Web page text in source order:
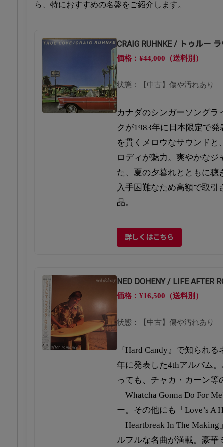
ら、特におすすめの名盤をご紹介します。
CRAIG RUHNKE / トゥルー ラ
価格：¥44,000（送料別）
状態：【中古】傷や汚れあり
カナダのシンガーソングラ
クが1983年に日本限定で
を貫くメロウなサウンドと
ロディが魅力。爽やかなジ
た、夏の夕暮れとともに聴
入手困難なため高額で取引
品。
詳しくはこちら
NED DOHENY / LIFE AFTER
価格：¥16,500（送料別）
状態：【中古】傷や汚れあり
『Hard Candy』で知られ
年に発表した4thアルバム
っても、チャカ・カーン等
「Whatcha Gonna Do For
ー。その他にも「Love’s A
「Heartbreak In The
ルフルな名曲が満載。豪華